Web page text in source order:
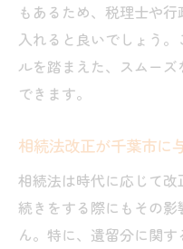
不動産関連の
相続税に影響
地域特有の相
法律の更新情
千葉市内の相続手
ント
初めての相続
もあるため、税理士や
入れると良いでしょう
ルを踏まえた、スムー
できます。
相続法改正が千葉市に
相続法は時代に応じて
続きをする際にもその
ん。特に、遺留分に関